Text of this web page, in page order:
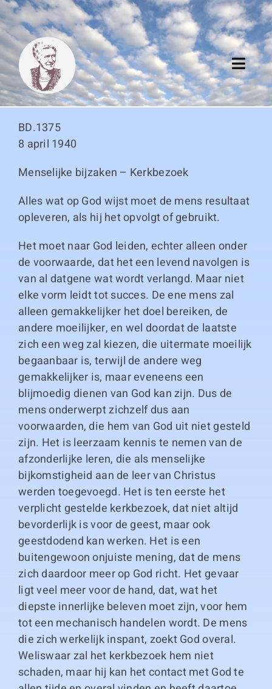
Skip
to
content
Algemeen
Thema boeken
Duitse boeken
Links
BD.1375
8 april 1940
Menselijke bijzaken – Kerkbezoek
Alles wat op God wijst moet de mens resultaat
opleveren, als hij het opvolgt of gebruikt.
Het moet naar God leiden, echter alleen onder
de voorwaarde, dat het een levend navolgen is
van al datgene wat wordt verlangd. Maar niet
elke vorm leidt tot succes. De ene mens zal
alleen gemakkelijker het doel bereiken, de
andere moeilijker, en wel doordat de laatste
zich een weg zal kiezen, die uitermate moeilijk
begaanbaar is, terwijl de andere weg
gemakkelijker is, maar eveneens een
blijmoedig dienen van God kan zijn. Dus de
mens onderwerpt zichzelf dus aan
voorwaarden, die hem van God uit niet gesteld
zijn. Het is leerzaam kennis te nemen van de
afzonderlijke leren, die als menselijke
bijkomstigheid aan de leer van Christus
werden toegevoegd. Het is ten eerste het
verplicht gestelde kerkbezoek, dat niet altijd
bevorderlijk is voor de geest, maar ook
geestdodend kan werken. Het is een
buitengewoon onjuiste mening, dat de mens
zich daardoor meer op God richt. Het gevaar
ligt veel meer voor de hand, dat, wat het
diepste innerlijke beleven moet zijn, voor hem
tot een mechanisch handelen wordt. De mens
die zich werkelijk inspant, zoekt God overal.
Weliswaar zal het kerkbezoek hem niet
schaden, maar hij kan het contact met God te